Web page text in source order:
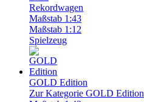
Rekordwagen
Maßstab 1:43
Maßstab 1:12
Spielzeug
GOLD Edition
Zur Kategorie GOLD Edition